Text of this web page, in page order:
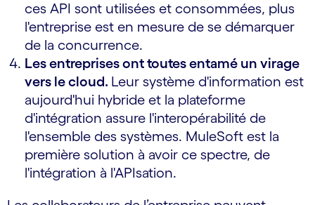
ces API sont utilisées et consommées, plus
l'entreprise est en mesure de se démarquer
de la concurrence.
Les entreprises ont toutes entamé un virage
vers le cloud. Leur système d'information est
aujourd'hui hybride et la plateforme
d'intégration assure l'interopérabilité de
l'ensemble des systèmes. MuleSoft est la
première solution à avoir ce spectre, de
l'intégration à l'APIsation.